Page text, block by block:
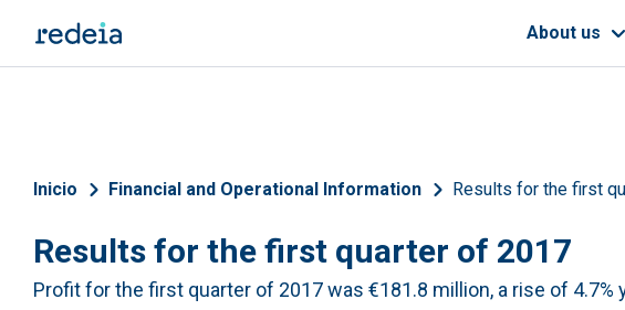
About us
Breadcrumb
Inicio Financial and Operational Information Results for the first
Results for the first quarter of 2017
Profit for the first quarter of 2017 was €181.8 million, a rise of 4.7%